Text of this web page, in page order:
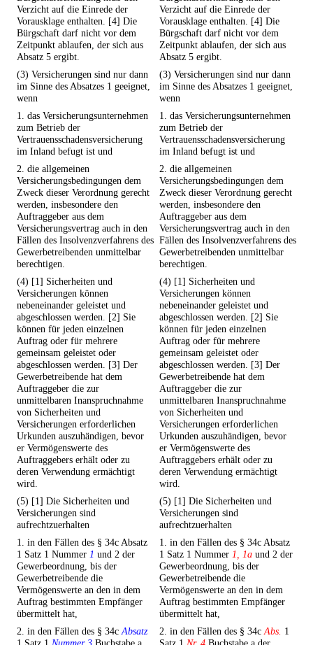
Verzicht auf die Einrede der
Vorausklage enthalten. [4] Die
Bürgschaft darf nicht vor dem
Zeitpunkt ablaufen, der sich aus
Absatz 5 ergibt.
Verzicht auf die Einrede der
Vorausklage enthalten. [4] Die
Bürgschaft darf nicht vor dem
Zeitpunkt ablaufen, der sich aus
Absatz 5 ergibt.
(3) Versicherungen sind nur dann
im Sinne des Absatzes 1 geeignet,
wenn
(3) Versicherungen sind nur dann
im Sinne des Absatzes 1 geeignet,
wenn
1. das Versicherungsunternehmen
zum Betrieb der
Vertrauensschadensversicherung
im Inland befugt ist und
1. das Versicherungsunternehmen
zum Betrieb der
Vertrauensschadensversicherung
im Inland befugt ist und
2. die allgemeinen
Versicherungsbedingungen dem
Zweck dieser Verordnung gerecht
werden, insbesondere den
Auftraggeber aus dem
Versicherungsvertrag auch in den
Fällen des Insolvenzverfahrens des
Gewerbetreibenden unmittelbar
berechtigen.
2. die allgemeinen
Versicherungsbedingungen dem
Zweck dieser Verordnung gerecht
werden, insbesondere den
Auftraggeber aus dem
Versicherungsvertrag auch in den
Fällen des Insolvenzverfahrens des
Gewerbetreibenden unmittelbar
berechtigen.
(4) [1] Sicherheiten und
Versicherungen können
nebeneinander geleistet und
abgeschlossen werden. [2] Sie
können für jeden einzelnen
Auftrag oder für mehrere
gemeinsam geleistet oder
abgeschlossen werden. [3] Der
Gewerbetreibende hat dem
Auftraggeber die zur
unmittelbaren Inanspruchnahme
von Sicherheiten und
Versicherungen erforderlichen
Urkunden auszuhändigen, bevor
er Vermögenswerte des
Auftraggebers erhält oder zu
deren Verwendung ermächtigt
wird.
(4) [1] Sicherheiten und
Versicherungen können
nebeneinander geleistet und
abgeschlossen werden. [2] Sie
können für jeden einzelnen
Auftrag oder für mehrere
gemeinsam geleistet oder
abgeschlossen werden. [3] Der
Gewerbetreibende hat dem
Auftraggeber die zur
unmittelbaren Inanspruchnahme
von Sicherheiten und
Versicherungen erforderlichen
Urkunden auszuhändigen, bevor
er Vermögenswerte des
Auftraggebers erhält oder zu
deren Verwendung ermächtigt
wird.
(5) [1] Die Sicherheiten und
Versicherungen sind
aufrechtzuerhalten
(5) [1] Die Sicherheiten und
Versicherungen sind
aufrechtzuerhalten
1. in den Fällen des § 34c Absatz
1 Satz 1 Nummer 1 und 2 der
Gewerbeordnung, bis der
Gewerbetreibende die
Vermögenswerte an den in dem
Auftrag bestimmten Empfänger
übermittelt hat,
1. in den Fällen des § 34c Absatz
1 Satz 1 Nummer 1, 1a und 2 der
Gewerbeordnung, bis der
Gewerbetreibende die
Vermögenswerte an den in dem
Auftrag bestimmten Empfänger
übermittelt hat,
2. in den Fällen des § 34cAbsatz
2. in den Fällen des § 34cAbs. 1